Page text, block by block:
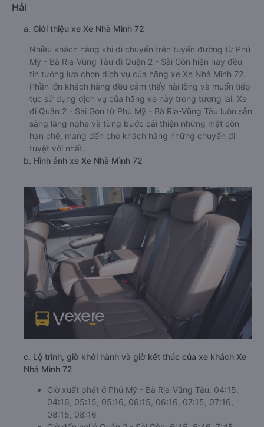
Hải
a. Giới thiệu xe Xe Nhà Mình 72
Nhiều khách hàng khi di chuyển trên tuyến đường từ Phú
Mỹ - Bà Rịa-Vũng Tàu đi Quận 2 - Sài Gòn hiện nay đều
tin tưởng lựa chọn dịch vụ của hãng xe Xe Nhà Mình 72.
Phần lớn khách hàng đều cảm thấy hài lòng và muốn tiếp
tục sử dụng dịch vụ của hãng xe này trong tương lai. Xe
đi Quận 2 - Sài Gòn từ Phú Mỹ - Bà Rịa-Vũng Tàu luôn sẵn
sàng lắng nghe và từng bước cải thiện những mặt còn
hạn chế, mang đến cho khách hàng những chuyến đi
tuyệt vời nhất.
b. Hình ảnh xe Xe Nhà Mình 72
c. Lộ trình, giờ khởi hành và giờ kết thúc của xe khách Xe
Nhà Mình 72
Giờ xuất phát ở Phú Mỹ - Bà Rịa-Vũng Tàu: 04:15,
04:16, 05:15, 05:16, 06:15, 06:16, 07:15, 07:16,
08:15, 08:16